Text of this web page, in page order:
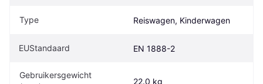
Type Reiswagen, Kinderwagen
EUStandaard EN 1888-2
Gebruikersgewicht
22.0 kg